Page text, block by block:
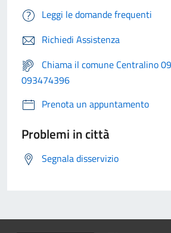
Leggi le domande frequenti
Richiedi Assistenza
Chiama il comune Centralino
093474396
Prenota un appuntamento
Problemi in città
Segnala disservizio